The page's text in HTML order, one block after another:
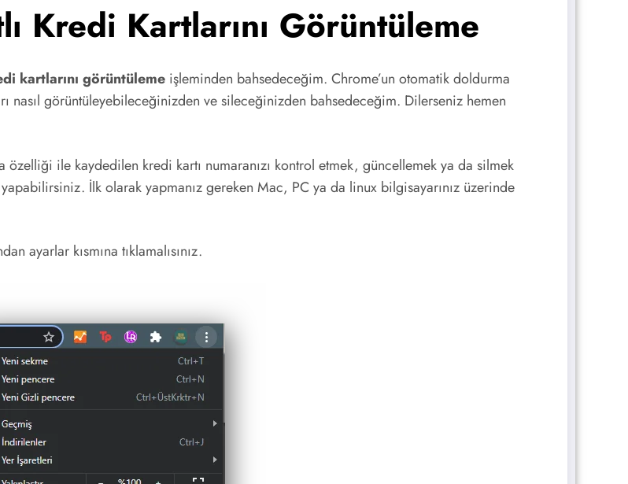
Kredi Kartlarını Görüntüleme
kartlarını görüntüleme işleminden bahsedeceğim. Chrome’un otomatik doldurma
nasıl görüntüleyebileceğinizden ve sileceğinizden bahsedeceğim. Dilerseniz hemen
ile kaydedilen kredi kartı numaranızı kontrol etmek, güncellemek ya da silmek
İlk olarak yapmanız gereken Mac, PC ya da linux bilgisayarınız üzerinde
ayarlar kısmına tıklamalısınız.